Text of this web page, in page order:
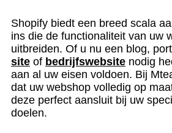
Shopify biedt een breed scala
ins die de functionaliteit van uw
uitbreiden. Of u nu een blog,
site of bedrijfswebsite nodig
aan al uw eisen voldoen. Bij
dat uw webshop volledig op
deze perfect aansluit bij uw
doelen.